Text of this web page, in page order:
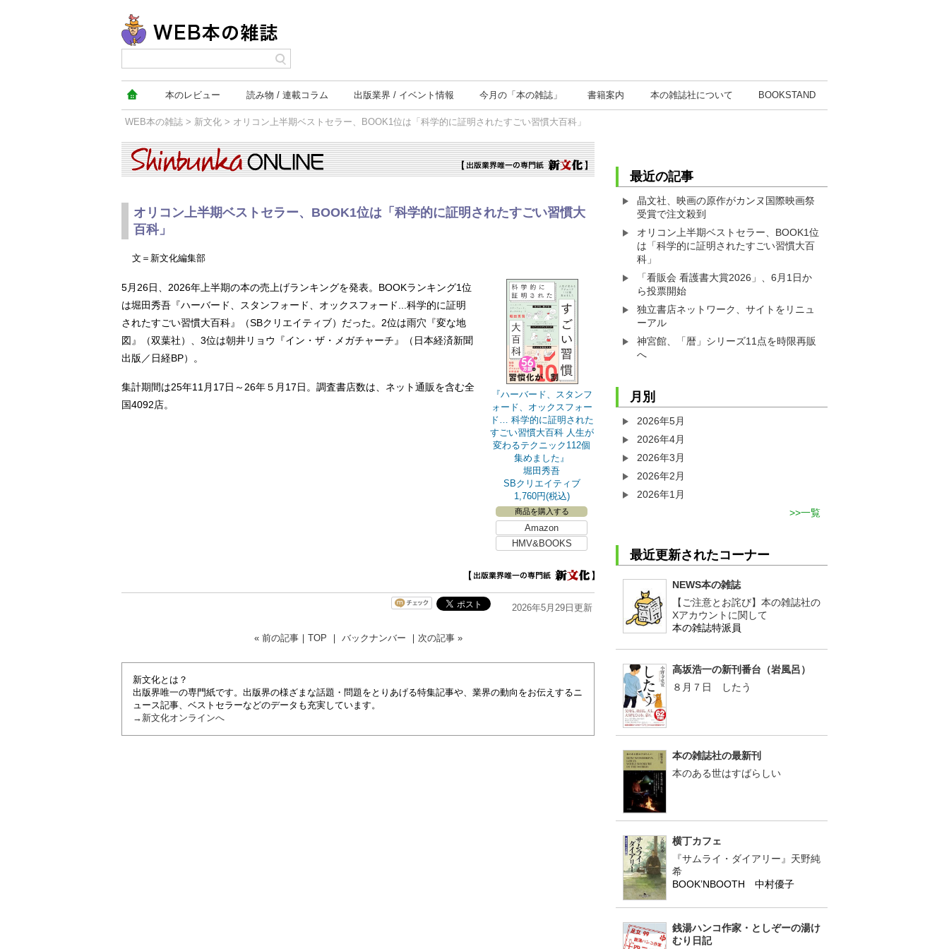
本のレビュー 読み物 連載コラム 出版業界 イベント情報 今月の 「本の雑誌」 書籍案内 本の雑誌社について BOOKSTAND
WEB本の雑誌 > 新文化 > オリコン上半期ベストセラー、BOOK1位は「科学的に証明されたすごい習慣大百科」
オリコン上半期ベストセラー、BOOK1位は「科学的に証明されたすごい習慣大
百科」
文＝新文化編集部
『ハーバード、スタンフ
ォード、オックスフォー
ド… 科学的に証明された
すごい習慣大百科 人生が
変わるテクニック112個
集めました』
堀田秀吾
SBクリエイティブ
1,760円(税込)
商品を購入する
Amazon
HMV&BOOKS
5月26日、2026年上半期の本の売上げランキングを発表。BOOKランキング1位
は堀田秀吾『ハーバード、スタンフォード、オックスフォード...科学的に証明
されたすごい習慣大百科』（SBクリエイティブ）だった。2位は雨穴『変な地
図』（双葉社）、3位は朝井リョウ『イン・ザ・メガチャーチ』（日本経済新聞
出版／日経BP）。
集計期間は25年11月17日～26年５月17日。調査書店数は、ネット通販を含む全
国4092店。
2026年5月29日更新
« 前の記事｜ TOP ｜ バックナンバー ｜ 次の記事 »
新文化とは？
出版界唯一の専門紙です。出版界の様ざまな話題・問題をとりあげる特集記事や、業界の動向をお伝えするニ
ュース記事、ベストセラーなどのデータも充実しています。
→新文化オンラインへ
最近の記事
晶文社、映画の原作がカンヌ国際映画祭
受賞で注文殺到
オリコン上半期ベストセラー、BOOK1位
は「科学的に証明されたすごい習慣大百
科」
「看販会 看護書大賞2026」、6月1日か
ら投票開始
独立書店ネットワーク、サイトをリニュ
ーアル
神宮館、「暦」シリーズ11点を時限再販
へ
月別
2026年5月
2026年4月
2026年3月
2026年2月
2026年1月
一覧
最近更新されたコーナー
NEWS本の雑誌
【ご注意とお詫び】本の雑誌社の
Xアカウントに関して
本の雑誌特派員
高坂浩一の新刊番台（岩風呂）
８月７日 したう
本の雑誌社の最新刊
本のある世はすばらしい
横丁カフェ
『サムライ・ダイアリー』天野純
希
BOOK’NBOOTH 中村優子
銭湯ハンコ作家・としぞーの湯け
むり日記